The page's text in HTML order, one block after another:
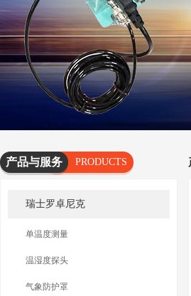
产品与服务
PRODUCTS
SERVICES
瑞士罗卓尼克
单温度测量
温湿度探头
气象防护罩